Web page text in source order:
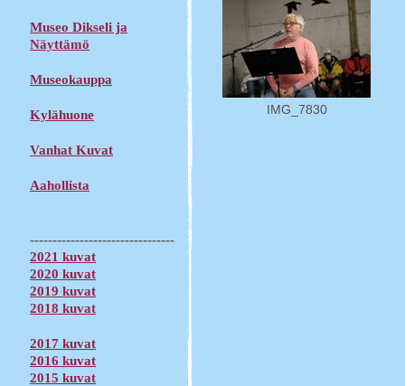
IMG_7830
Museo Dikseli ja
Näyttämö
Museokauppa
Kylähuone
Vanhat Kuvat
Aahollista
--------------------------------
2021 kuvat
2020 kuvat
2019 kuvat
2018 kuvat
2017 kuvat
2016 kuvat
2015 kuvat